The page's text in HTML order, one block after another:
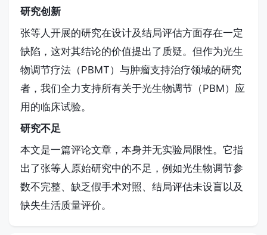
研究创新
张等人开展的研究在设计及结局评估方面存在一定
缺陷，这对其结论的价值提出了质疑。但作为光生
物调节疗法（PBMT）与肿瘤支持治疗领域的研究
者，我们全力支持所有关于光生物调节（PBM）应
用的临床试验。
研究不足
本文是一篇评论文章，本身并无实验局限性。它指
出了张等人原始研究中的不足，例如光生物调节参
数不完整、缺乏假手术对照、结局评估未设盲以及
缺失生活质量评价。